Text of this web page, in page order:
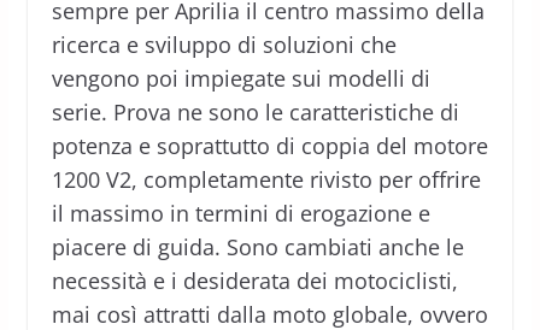
sempre per Aprilia il centro massimo della
ricerca e sviluppo di soluzioni che
vengono poi impiegate sui modelli di
serie. Prova ne sono le caratteristiche di
potenza e soprattutto di coppia del motore
1200 V2, completamente rivisto per offrire
il massimo in termini di erogazione e
piacere di guida. Sono cambiati anche le
necessità e i desiderata dei motociclisti,
mai così attratti dalla moto globale, ovvero